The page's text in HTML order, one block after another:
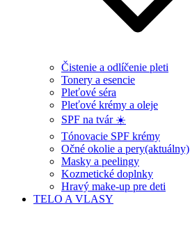
Čistenie a odlíčenie pleti
Tonery a esencie
Pleťové séra
Pleťové krémy a oleje
SPF na tvár ☀️
Tónovacie SPF krémy
Očné okolie a pery(aktuálny)
Masky a peelingy
Kozmetické doplnky
Hravý make-up pre deti
TELO A VLASY